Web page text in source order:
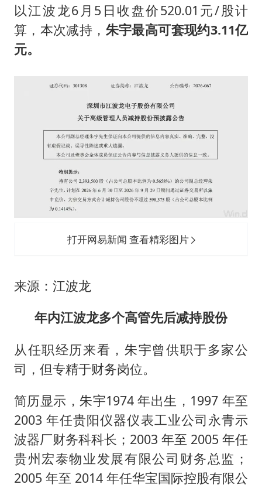
以江波龙6月5日收盘价520.01元/股计
算，本次减持， 朱宇最高可套现约3.11亿
元。
打开网易新闻 查看精彩图片
来源：江波龙
年内江波龙多个高管先后减持股份
从任职经历来看，朱宇曾供职于多家公
司，但专精于财务岗位。
简历显示，朱宇1974 年出生，1997 年至
2003 年任贵阳仪器仪表工业公司永青示
波器厂财务科科长；2003 年至 2005 年任
贵州宏泰物业发展有限公司财务总监；
2005 年至 2014 年任华宝国际控股有限公